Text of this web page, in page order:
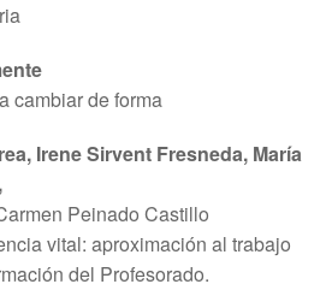
cambiar de forma
Irene Sirvent Fresneda, María
Peinado Castillo
vital: aproximación al trabajo
del Profesorado.